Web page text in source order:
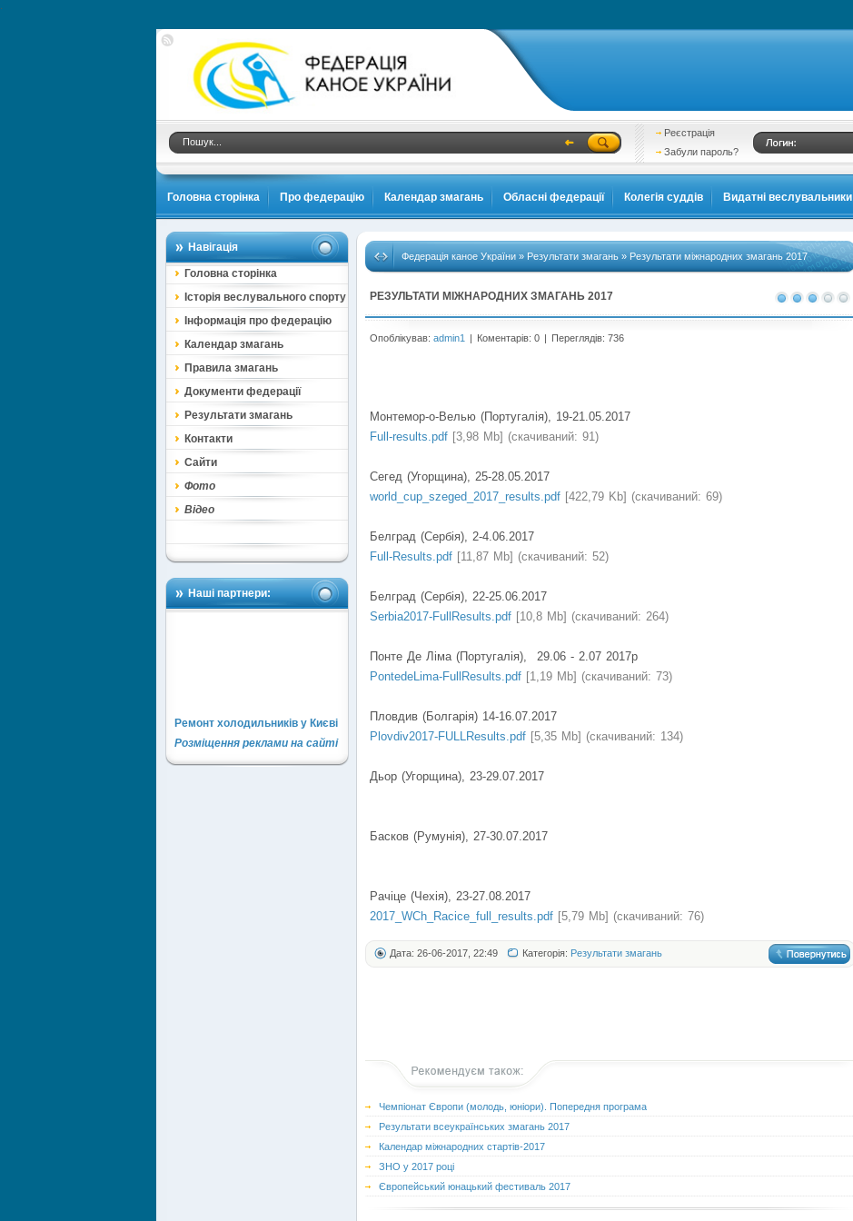
Реєстрація
Забули пароль?
Головна сторінка Про федерацію Календар змагань Обласні федерації Колегія суддів Видатні веслувальники
Навігація
Головна сторінка
Історія веслувального спорту
Інформація про федерацію
Календар змагань
Правила змагань
Документи федерації
Результати змагань
Контакти
Сайти
Фото
Відео
Наші партнери:
Ремонт холодильників у Києві
Розміщення реклами на сайті
Федерація каное України » Результати змагань » Результати міжнародних змагань 2017
РЕЗУЛЬТАТИ МІЖНАРОДНИХ ЗМАГАНЬ 2017
Опоблікував: admin1 | Коментарів: 0 | Переглядів: 736
Монтемор-о-Велью (Португалія), 19-21.05.2017
Full-results.pdf [3,98 Mb] (cкачиваний: 91)
Сегед (Угорщина), 25-28.05.2017
world_cup_szeged_2017_results.pdf [422,79 Kb] (cкачиваний: 69)
Белград (Сербія), 2-4.06.2017
Full-Results.pdf [11,87 Mb] (cкачиваний: 52)
Белград (Сербія), 22-25.06.2017
Serbia2017-FullResults.pdf [10,8 Mb] (cкачиваний: 264)
Понте Де Ліма (Португалія), 29.06 - 2.07 2017р
PontedeLima-FullResults.pdf [1,19 Mb] (cкачиваний: 73)
Пловдив (Болгарія) 14-16.07.2017
Plovdiv2017-FULLResults.pdf [5,35 Mb] (cкачиваний: 134)
Дьор (Угорщина), 23-29.07.2017
Басков (Румунія), 27-30.07.2017
Рачіце (Чехія), 23-27.08.2017
2017_WCh_Racice_full_results.pdf [5,79 Mb] (cкачиваний: 76)
Дата: 26-06-2017, 22:49 Категорія: Результати змагань
Чемпіонат Європи (молодь, юніори). Попередня програма
Результати всеукраїнських змагань 2017
Календар міжнародних стартів-2017
ЗНО у 2017 році
Європейський юнацький фестиваль 2017